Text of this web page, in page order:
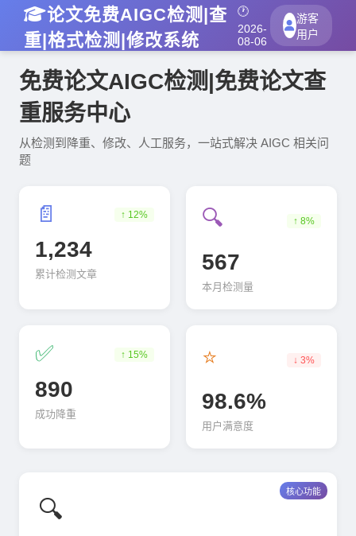
论文免费AIGC检测|查
重|格式检测|修改系统
🕐
2026-
08-06
游客
用户
免费论文AIGC检测|免费论文查
重服务中心
从检测到降重、修改、人工服务，一站式解决 AIGC 相关问
题
📄 ↑ 12%
1,234
累计检测文章
🔍 ↑ 8%
567
本月检测量
✅ ↑ 15%
890
成功降重
⭐ ↓ 3%
98.6%
用户满意度
🔍
核心功能